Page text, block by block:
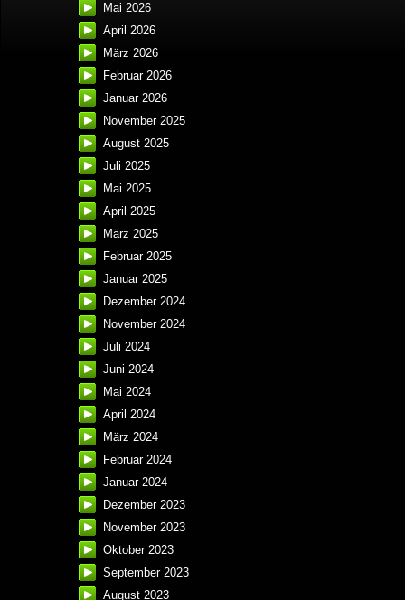
Mai 2026
April 2026
März 2026
Februar 2026
Januar 2026
November 2025
August 2025
Juli 2025
Mai 2025
April 2025
März 2025
Februar 2025
Januar 2025
Dezember 2024
November 2024
Juli 2024
Juni 2024
Mai 2024
April 2024
März 2024
Februar 2024
Januar 2024
Dezember 2023
November 2023
Oktober 2023
September 2023
August 2023